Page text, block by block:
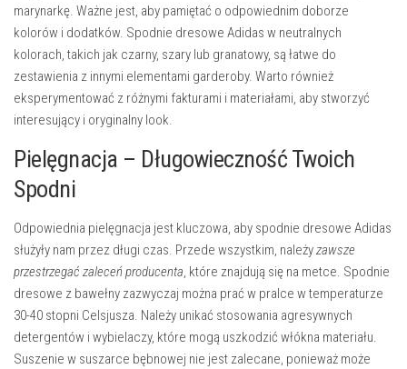
marynarkę. Ważne jest, aby pamiętać o odpowiednim doborze
kolorów i dodatków. Spodnie dresowe Adidas w neutralnych
kolorach, takich jak czarny, szary lub granatowy, są łatwe do
zestawienia z innymi elementami garderoby. Warto również
eksperymentować z różnymi fakturami i materiałami, aby stworzyć
interesujący i oryginalny look.
Pielęgnacja – Długowieczność Twoich
Spodni
Odpowiednia pielęgnacja jest kluczowa, aby spodnie dresowe Adidas
służyły nam przez długi czas. Przede wszystkim, należyzawsze
przestrzegać zaleceń producenta, które znajdują się na metce. Spodnie
dresowe z bawełny zazwyczaj można prać w pralce w temperaturze
30-40 stopni Celsjusza. Należy unikać stosowania agresywnych
detergentów i wybielaczy, które mogą uszkodzić włókna materiału.
Suszenie w suszarce bębnowej nie jest zalecane, ponieważ może